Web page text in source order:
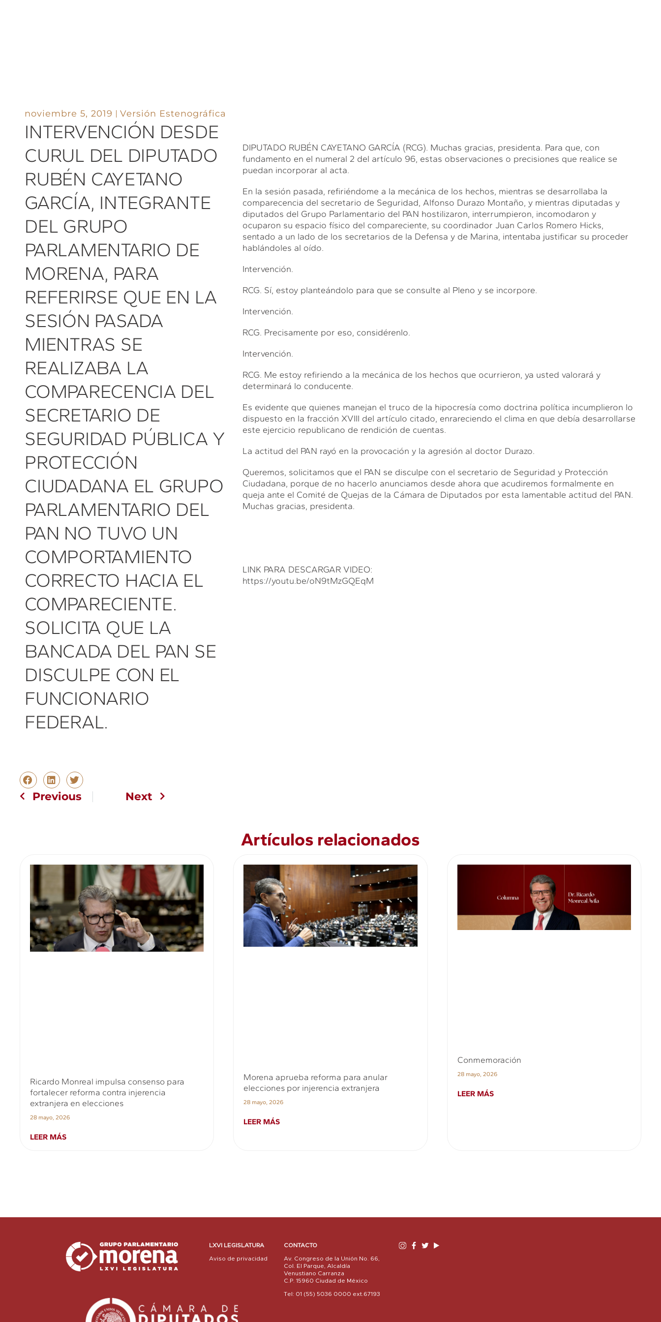
noviembre 5, 2019 Versión Estenográfica
INTERVENCIÓN DESDE
CURUL DEL DIPUTADO
RUBÉN CAYETANO
GARCÍA, INTEGRANTE
DEL GRUPO
PARLAMENTARIO DE
MORENA, PARA
REFERIRSE QUE EN LA
SESIÓN PASADA
MIENTRAS SE
REALIZABA LA
COMPARECENCIA DEL
SECRETARIO DE
SEGURIDAD PÚBLICA Y
PROTECCIÓN
CIUDADANA EL GRUPO
PARLAMENTARIO DEL
PAN NO TUVO UN
COMPORTAMIENTO
CORRECTO HACIA EL
COMPARECIENTE.
SOLICITA QUE LA
BANCADA DEL PAN SE
DISCULPE CON EL
FUNCIONARIO
FEDERAL.
DIPUTADO RUBÉN CAYETANO GARCÍA (RCG). Muchas gracias, presidenta. Para que, con
fundamento en el numeral 2 del artículo 96, estas observaciones o precisiones que realice se
puedan incorporar al acta.
En la sesión pasada, refiriéndome a la mecánica de los hechos, mientras se desarrollaba la
comparecencia del secretario de Seguridad, Alfonso Durazo Montaño, y mientras diputadas y
diputados del Grupo Parlamentario del PAN hostilizaron, interrumpieron, incomodaron y
ocuparon su espacio físico del compareciente, su coordinador Juan Carlos Romero Hicks,
sentado a un lado de los secretarios de la Defensa y de Marina, intentaba justificar su proceder
hablándoles al oído.
Intervención.
RCG. Sí, estoy planteándolo para que se consulte al Pleno y se incorpore.
Intervención.
RCG. Precisamente por eso, considérenlo.
Intervención.
RCG. Me estoy refiriendo a la mecánica de los hechos que ocurrieron, ya usted valorará y
determinará lo conducente.
Es evidente que quienes manejan el truco de la hipocresía como doctrina política incumplieron lo
dispuesto en la fracción XVIII del artículo citado, enrareciendo el clima en que debía desarrollarse
este ejercicio republicano de rendición de cuentas.
La actitud del PAN rayó en la provocación y la agresión al doctor Durazo.
Queremos, solicitamos que el PAN se disculpe con el secretario de Seguridad y Protección
Ciudadana, porque de no hacerlo anunciamos desde ahora que acudiremos formalmente en
queja ante el Comité de Quejas de la Cámara de Diputados por esta lamentable actitud del PAN.
Muchas gracias, presidenta.
LINK PARA DESCARGAR VIDEO:
https://youtu.be/oN9tMzGQEqM
Previous Next
Artículos relacionados
Ricardo Monreal impulsa consenso para
fortalecer reforma contra injerencia
extranjera en elecciones
28 mayo, 2026
LEER MÁS
Morena aprueba reforma para anular
elecciones por injerencia extranjera
28 mayo, 2026
LEER MÁS
Conmemoración
28 mayo, 2026
LEER MÁS
LXVI LEGISLATURA
Aviso de privacidad
CONTACTO
Av. Congreso de la Unión No. 66,
Col. El Parque, Alcaldía
Venustiano Carranza
C.P. 15960 Ciudad de México
Tel: 01 (55) 5036 0000 ext.67193